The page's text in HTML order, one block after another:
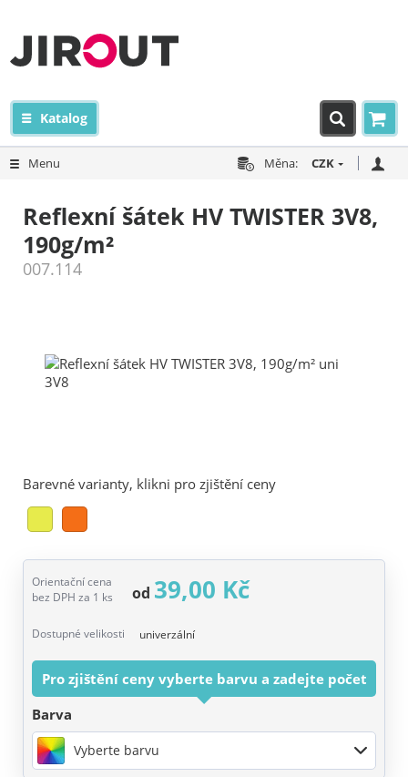
Katalog
Menu Měna: CZK
Reflexní šátek HV TWISTER 3V8,
190g/m²
007.114
Barevné varianty, klikni pro zjištění ceny
Orientační cena
bez DPH za 1 ks
od 39,00 Kč
Dostupné velikosti univerzální
Pro zjištění ceny vyberte barvu a zadejte počet
Barva
Vyberte barvu